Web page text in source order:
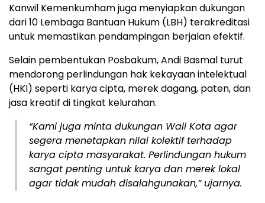
Kanwil Kemenkumham juga menyiapkan dukungan
dari 10 Lembaga Bantuan Hukum (LBH) terakreditasi
untuk memastikan pendampingan berjalan efektif.
Selain pembentukan Posbakum, Andi Basmal turut
mendorong perlindungan hak kekayaan intelektual
(HKI) seperti karya cipta, merek dagang, paten, dan
jasa kreatif di tingkat kelurahan.
“Kami juga minta dukungan Wali Kota agar
segera menetapkan nilai kolektif terhadap
karya cipta masyarakat. Perlindungan hukum
sangat penting untuk karya dan merek lokal
agar tidak mudah disalahgunakan,” ujarnya.